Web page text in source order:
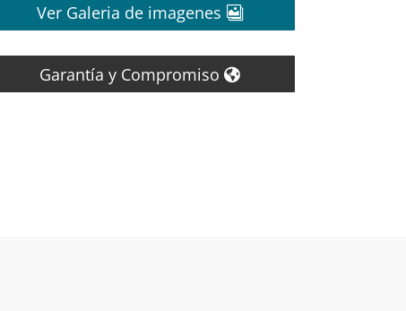
Ver Galeria de imagenes
Garantía y Compromiso